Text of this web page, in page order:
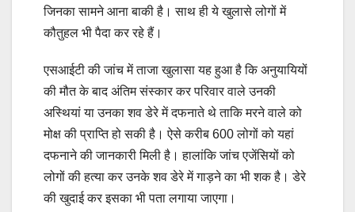
जिनका सामने आना बाकी है। साथ ही ये खुलासे लोगों में
कौतुहल भी पैदा कर रहे हैं।
एसआईटी की जांच में ताजा खुलासा यह हुआ है कि अनुयायियों
की मौत के बाद अंतिम संस्कार कर परिवार वाले उनकी
अस्थियां या उनका शव डेरे में दफनाते थे ताकि मरने वाले को
मोक्ष की प्राप्ति हो सकी है। ऐसे करीब 600 लोगों को यहां
दफनाने की जानकारी मिली है। हालांकि जांच एजेंसियों को
लोगों की हत्या कर उनके शव डेरे में गाड़ने का भी शक है। डेरे
की खुदाई कर इसका भी पता लगाया जाएगा।